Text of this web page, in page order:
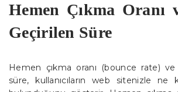
Hemen Çıkma Oranı
Geçirilen Süre
Hemen çıkma oranı (bounce rate)
süre, kullanıcıların web sitenizle ne